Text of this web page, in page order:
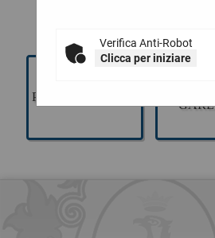
Verifica Anti-Robot
Clicca per iniziare
PROGETTAZIONE
GARE